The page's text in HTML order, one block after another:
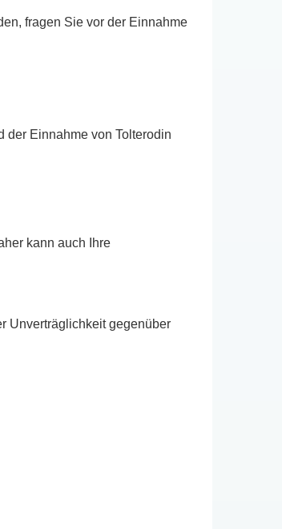
fragen Sie vor der Einnahme
der Einnahme von Tolterodin
kann auch Ihre
Unverträglichkeit gegenüber